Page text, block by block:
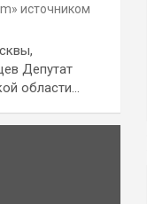
источником
Депутат
области…